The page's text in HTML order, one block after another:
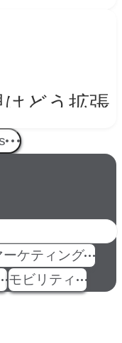
ノイズと
どう拡張
ター橋本
ーケティング
モビリティ